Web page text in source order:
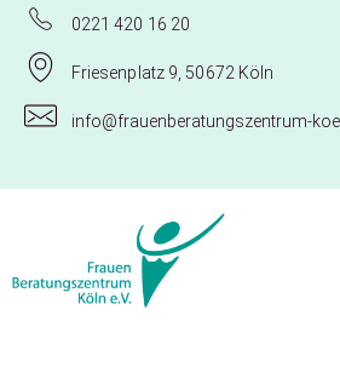
0221 420 16 20
Friesenplatz 9, 50672 Köln
info@frauenberatungszentrum-